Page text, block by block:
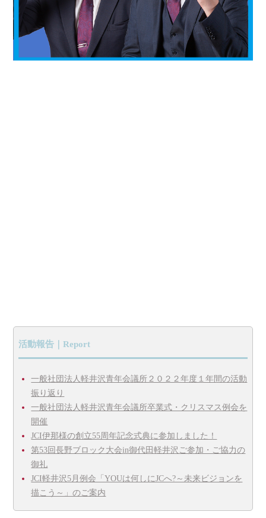
活動報告｜Report
一般社団法人軽井沢青年会議所２０２２年度１年間の活動
振り返り
一般社団法人軽井沢青年会議所卒業式・クリスマス例会を
開催
JCI伊那様の創立55周年記念式典に参加しました！
第53回長野ブロック大会in御代田軽井沢ご参加・ご協力の
御礼
JCI軽井沢5月例会「YOUは何しにJCへ?～未来ビジョンを
描こう～」のご案内